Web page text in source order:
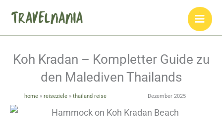
Inhalt
springen
Koh Kradan – Kompletter Guide zu
den Malediven Thailands
home »reiseziele »thailand reise Dezember 2025